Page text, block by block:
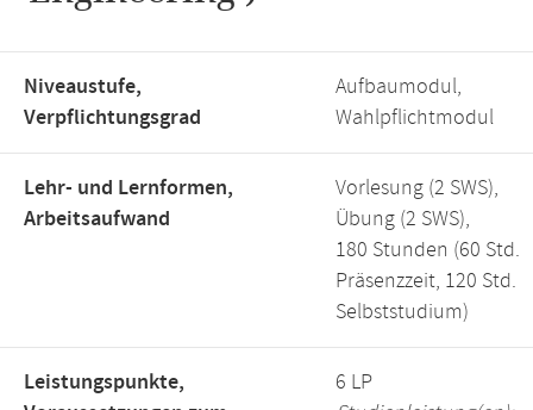
Niveaustufe,
Verpflichtungsgrad
Aufbaumodul,
Wahlpflichtmodul
Lehr- und Lernformen,
Arbeitsaufwand
Vorlesung (2 SWS),
Übung (2 SWS),
180 Stunden (60 Std.
Präsenzzeit, 120 Std.
Selbststudium)
Leistungspunkte,
6 LP